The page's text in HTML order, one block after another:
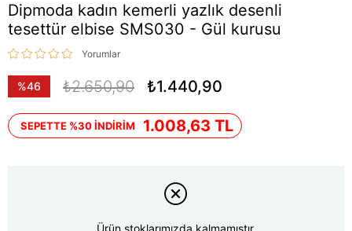
Dipmoda kadın kemerli yazlık desenli
tesettür elbise SMS030 - Gül kurusu
Yorumlar
%46
₺2.650,90 ₺1.440,90
SEPETTE %30 İNDİRİM 1.008,63 TL